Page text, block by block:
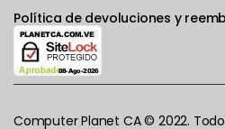
Política de devoluciones y
Computer Planet CA © 2022.